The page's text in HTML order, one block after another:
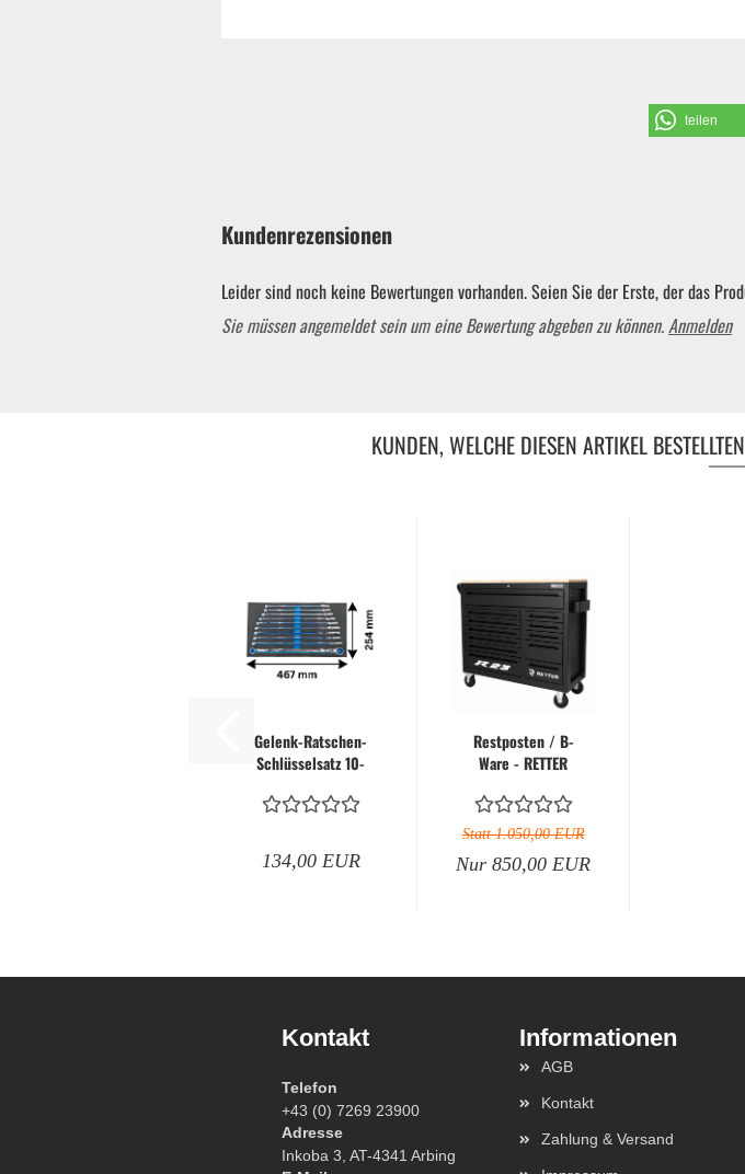
Hebelwerkzeug |
Garten & ATV-Quad anzeigen
Gartenpumpen
Heckenscheren
Kettensägen
ATV Miniquads
teilen
Kundenrezensionen
Leider sind noch keine Bewertungen vorhanden. Seien Sie der Erste, der das
Sie müssen angemeldet sein um eine Bewertung abgeben zu können.Anmelden
KUNDEN, WELCHE DIESEN ARTIKEL
Gelenk-Ratschen-
Schlüsselsatz 10-
lange
134,00 EUR
Restposten / B-
Ware - RETTER
R23 inkl. 372
Werkzeuge,...
Statt 1.050,00 EUR
Nur 850,00 EUR
Kontakt
Telefon
+43 (0) 7269 23900
Adresse
Inkoba 3, AT-4341 Arbing
AGB
Kontakt
Zahlung & Versand